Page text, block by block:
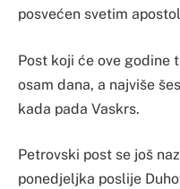
posvećen svetim
Post koji će ove godine
osam dana, a najviše
kada pada Vaskrs.
Petrovski post se još
ponedjeljka poslije